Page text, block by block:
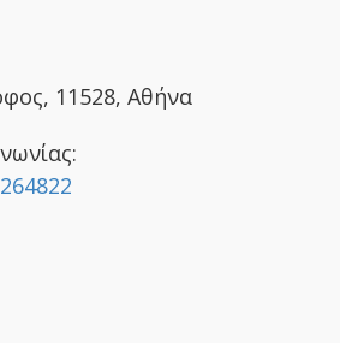
11528, Αθήνα